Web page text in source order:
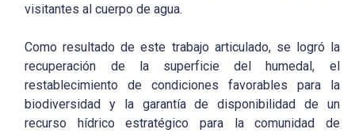
visitantes al cuerpo de agua.
Como resultado de este trabajo articulado, se logró la
recuperación de la superficie del humedal, el
restablecimiento de condiciones favorables para la
biodiversidad y la garantía de disponibilidad de un
recurso hídrico estratégico para la comunidad de